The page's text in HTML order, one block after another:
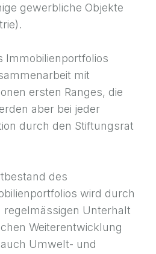
gewerbliche Objekte
Immobilienportfolios
mit
ersten Ranges, die
aber bei jeder
durch den Stiftungsrat
des
wird durch
regelmässigen Unterhalt
Weiterentwicklung
Umwelt- und